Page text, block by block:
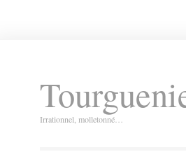
Irrationnel, molletonné…